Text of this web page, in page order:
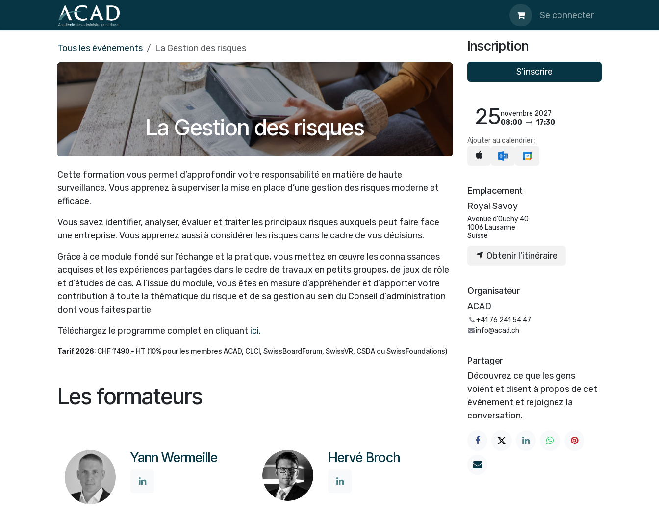
Se rendre au contenu
Se connecter
Tous les événements La Gestion des risques
La Gestion des risques
Cette formation vous permet d’approfondir votre responsabilité en matière de haute
surveillance. Vous apprenez à superviser la mise en place d’une gestion des risques moderne et
efficace.
Vous savez identifier, analyser, évaluer et traiter les principaux risques auxquels peut faire face
une entreprise. Vous apprenez aussi à considérer les risques dans le cadre de vos décisions.
Grâce à ce module fondé sur l’échange et la pratique, vous mettez en œuvre les connaissances
acquises et les expériences partagées dans le cadre de travaux en petits groupes, de jeux de rôle
et d’études de cas. A l’issue du module, vous êtes en mesure d’appréhender et d’apporter votre
contribution à toute la thématique du risque et de sa gestion au sein du Conseil d’administration
dont vous faites partie.
Téléchargez le programme complet en cliquant ici.
Tarif 2026: CHF 1'490.- HT (10% pour les membres ACAD, CLCI, SwissBoardForum, SwissVR, CSDA ou SwissFoundations)
Les formateurs
Yann Wermeille Hervé Broch
Inscription
S'inscrire
25novembre 2027
08:00
17:30
Ajouter au calendrier :
Emplacement
Royal Savoy
Avenue d'Ouchy 40
1006 Lausanne
Suisse
Obtenir l'itinéraire
Organisateur
ACAD
+41 76 241 54 47
info@acad.ch
Partager
Découvrez ce que les gens
voient et disent à propos de cet
événement et rejoignez la
conversation.